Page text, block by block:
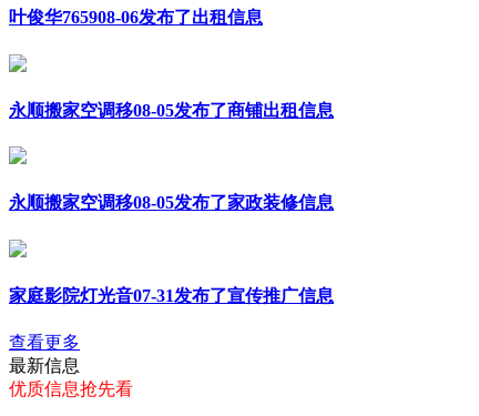
叶俊华765908-06发布了出租信息
永顺搬家空调移08-05发布了商铺出租信息
永顺搬家空调移08-05发布了家政装修信息
家庭影院灯光音07-31发布了宣传推广信息
查看更多
最新信息
优质信息抢先看